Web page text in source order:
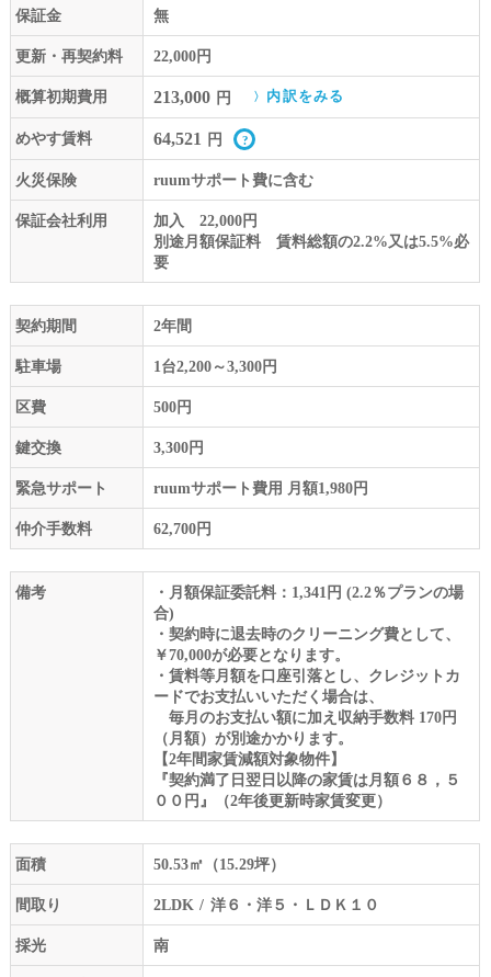
保証金 無
更新・再契約料 22,000円
概算初期費用 213,000 円 内訳をみる
めやす賃料 64,521 円
火災保険 ruumサポート費に含む
保証会社利用
加入 22,000円
別途月額保証料 賃料総額の2.2%又は5.5%必
要
契約期間 2年間
駐車場 1台2,200～3,300円
区費 500円
鍵交換 3,300円
緊急サポート ruumサポート費用 月額1,980円
仲介手数料 62,700円
備考
・月額保証委託料：1,341円 (2.2％プランの場
合)
・契約時に退去時のクリーニング費として、
￥70,000が必要となります。
・賃料等月額を口座引落とし、クレジットカ
ードでお支払いいただく場合は、
毎月のお支払い額に加え収納手数料 170円
（月額）が別途かかります。
【2年間家賃減額対象物件】
『契約満了日翌日以降の家賃は月額６８，５
００円』（2年後更新時家賃変更）
面積 50.53㎡（15.29坪）
間取り 2LDK 洋６・洋５・ＬＤＫ１０
採光 南